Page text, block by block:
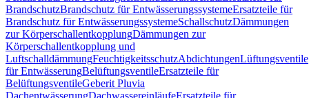
BrandschutzBrandschutz für EntwässerungssystemeErsatzteile für
Brandschutz für EntwässerungssystemeSchallschutzDämmungen
zur KörperschallentkopplungDämmungen zur
Körperschallentkopplung und
LuftschalldämmungFeuchtigkeitsschutzAbdichtungenLüftungsventile
für EntwässerungBelüftungsventileErsatzteile für
BelüftungsventileGeberit Pluvia
DachentwässerungDachwassereinläufeErsatzteile für